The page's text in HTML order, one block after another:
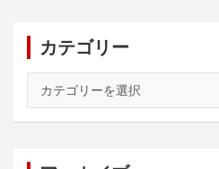
カテゴリー
ゴ